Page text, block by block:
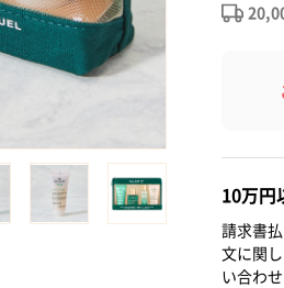
10万円
請求書
文に関
い合わせ